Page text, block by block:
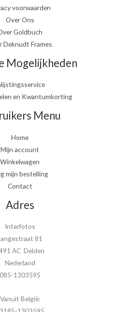
voorwaarden
Over Ons
Goldbuch
Deknudt Frames
Mogelijkheden
en Kwantumkorting
Menu
Home
Mijn account
Winkelwagen
mijn bestelling
Contact
Adres
Interfotos
81
AC Delden
Nederland
085-1303595
Vanuit België: